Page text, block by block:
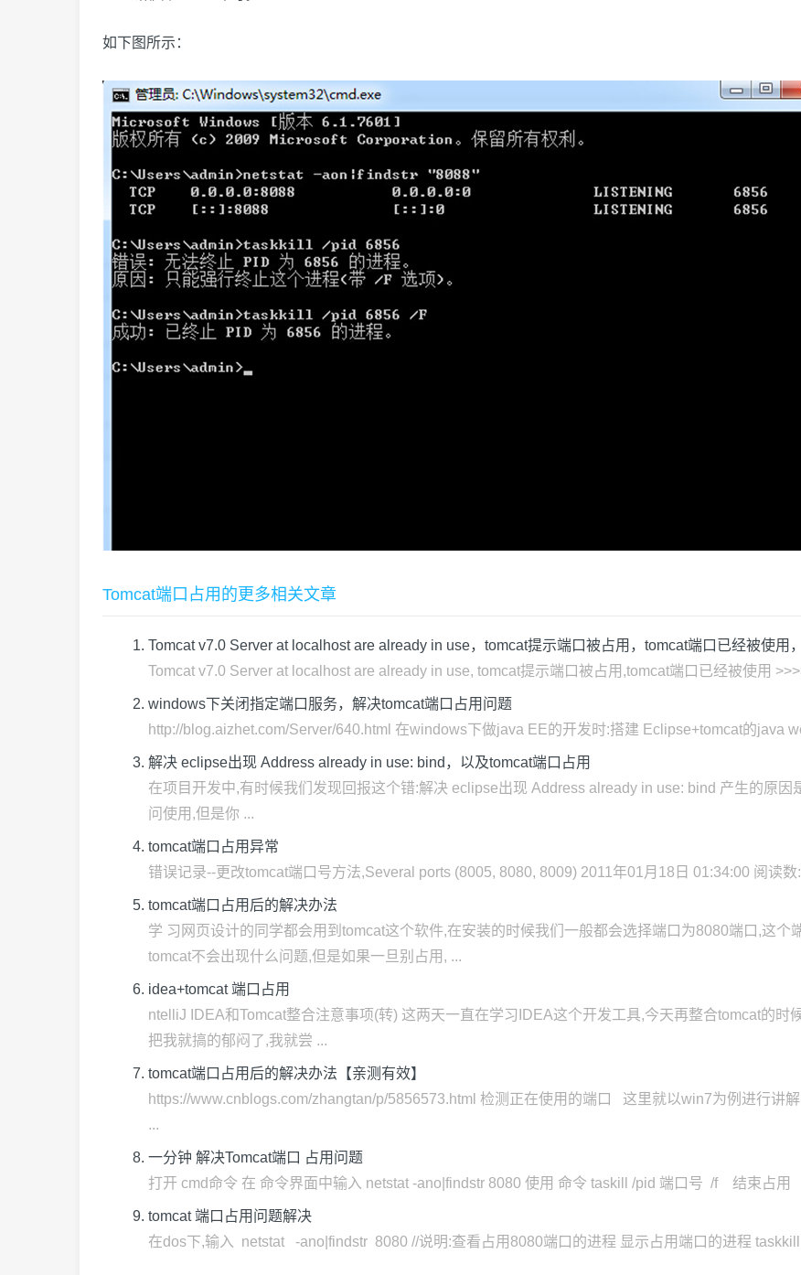
如下图所示：
Tomcat端口占用的更多相关文章
Tomcat v7.0 Server at localhost are already in use，tomcat提示端口被占用，tomcat端口已经被使用
Tomcat v7.0 Server at localhost are already in use, tomcat提示端口被占用,tomcat端口已经被使用
windows下关闭指定端口服务，解决tomcat端口占用问题
http://blog.aizhet.com/Server/640.html 在windows下做java EE的开发时:搭建 Eclipse+tomcat的java
解决 eclipse出现 Address already in use: bind，以及tomcat端口占用
在项目开发中,有时候我们发现回报这个错:解决 eclipse出现 Address already in use: bind 产生的原
问使用,但是你 ...
tomcat端口占用异常
错误记录--更改tomcat端口号方法,Several ports (8005, 8080, 8009) 2011年01月18日 01:34:00 阅读
tomcat端口占用后的解决办法
学 习网页设计的同学都会用到tomcat这个软件,在安装的时候我们一般都会选择端口为8080端口,这
tomcat不会出现什么问题,但是如果一旦别占用, ...
idea+tomcat 端口占用
ntelliJ IDEA和Tomcat整合注意事项(转) 这两天一直在学习IDEA这个开发工具,今天再整合tomcat的时
把我就搞的郁闷了,我就尝 ...
tomcat端口占用后的解决办法【亲测有效】
https://www.cnblogs.com/zhangtan/p/5856573.html 检测正在使用的端口 这里就以win7为例进行讲
...
一分钟 解决Tomcat端口 占用问题
打开 cmd命令 在 命令界面中输入 netstat -ano|findstr 8080 使用 命令 taskill /pid 端口号 /f 结束占用
tomcat 端口占用问题解决
在dos下,输入 netstat -ano|findstr 8080 //说明:查看占用8080端口的进程 显示占用端口的进程